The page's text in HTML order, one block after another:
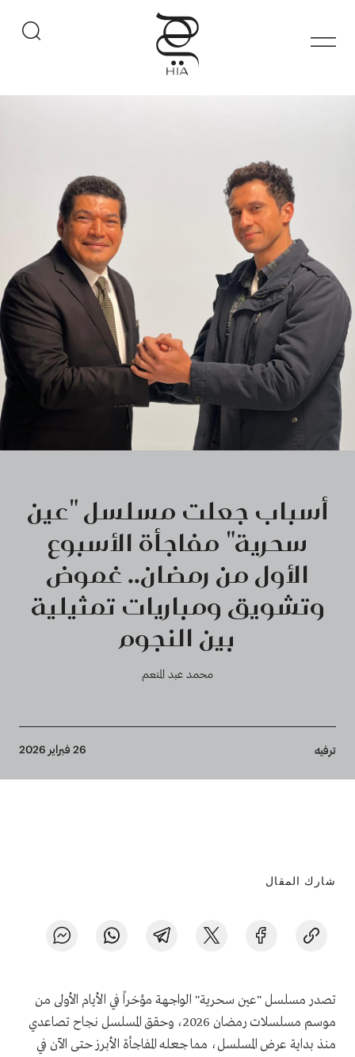
أسباب جعلت مسلسل "عين
سحرية" مفاجأة الأسبوع
الأول من رمضان.. غموض
وتشويق ومباريات تمثيلية
بين النجوم
محمد عبد المنعم
Breadcrumb
ترفيه 26 فبراير 2026
شارك المقال
تصدر مسلسل "عين سحرية" الواجهة مؤخراً في الأيام الأولى من
موسم مسلسلات رمضان 2026، وحقق المسلسل نجاح تصاعدي
منذ بداية عرض المسلسل، مما جعله المفاجأة الأبرز حتى الآن في